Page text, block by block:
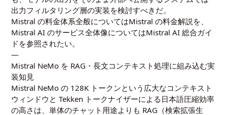
出力フィルタリング層の実装を検討すべきだ。
Mistral の料金体系全般についてはMistral の料金解説 を、
Mistral AI のサービス全体像についてはMistral AI 総合ガイ
ド を参照されたい。
—
Mistral NeMo を RAG・長文コンテキスト処理に組み込む実
装知見
Mistral NeMo の 128K トークンという広大なコンテキスト
ウィンドウと Tekken トークナイザーによる日本語圧縮効率
の高さは、単体のチャット用途よりも RAG（検索拡張生